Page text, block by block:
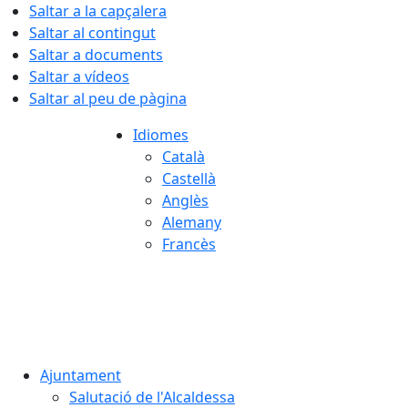
Saltar a la capçalera
Saltar al contingut
Saltar a documents
Saltar a vídeos
Saltar al peu de pàgina
Idiomes
Català
Castellà
Anglès
Alemany
Francès
Ajuntament
Salutació de l'Alcaldessa